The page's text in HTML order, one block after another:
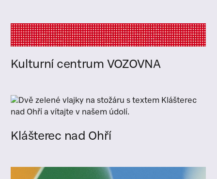
Kulturní centrum VOZOVNA
Klášterec nad Ohří